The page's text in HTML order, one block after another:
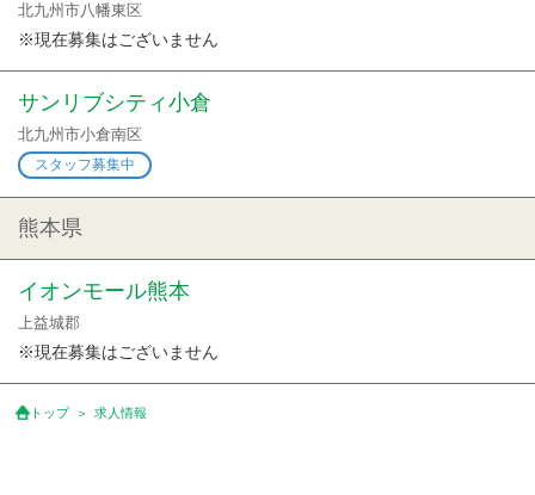
北九州市八幡東区
※現在募集はございません
北九州市小倉南区
サンリブシティ小倉
スタッフ募集中
熊本県
上益城郡
イオンモール熊本
※現在募集はございません
トップ 求人情報